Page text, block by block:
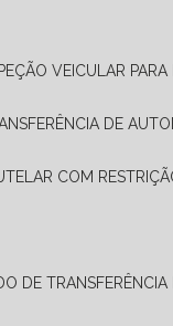
VEICULAR
DE
COM
DE